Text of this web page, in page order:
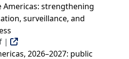
strengthening
surveillance, and
|
2026–2027: public